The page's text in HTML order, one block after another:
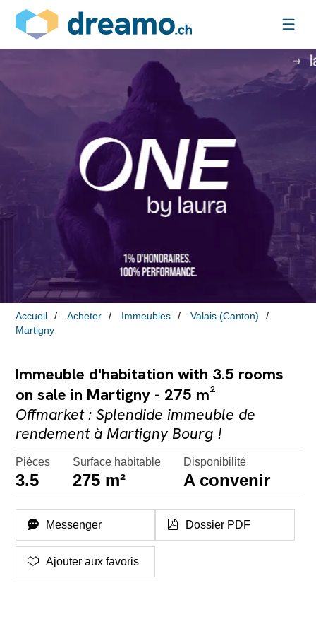
Accueil Acheter Immeubles
Valais (Canton)
Martigny
Immeuble d'habitation with 3.5 rooms
on sale in Martigny - 275 m²
Offmarket : Splendide immeuble de
rendement à Martigny Bourg !
Pièces
3.5
Surface habitable
275 m²
Disponibilité
A convenir
Messenger Dossier PDF
Ajouter aux favoris